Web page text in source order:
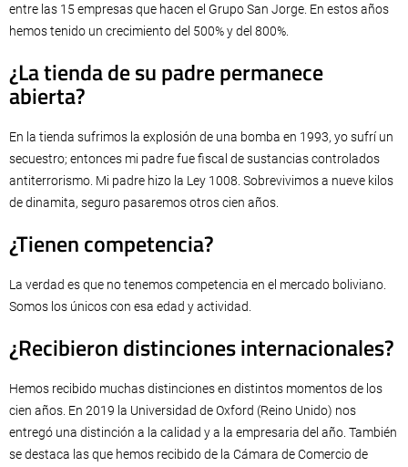
entre las 15 empresas que hacen el Grupo San Jorge. En estos años
hemos tenido un crecimiento del 500% y del 800%.
¿La tienda de su padre permanece
abierta?
En la tienda sufrimos la explosión de una bomba en 1993, yo sufrí un
secuestro; entonces mi padre fue fiscal de sustancias controlados
antiterrorismo. Mi padre hizo la Ley 1008. Sobrevivimos a nueve kilos
de dinamita, seguro pasaremos otros cien años.
¿Tienen competencia?
La verdad es que no tenemos competencia en el mercado boliviano.
Somos los únicos con esa edad y actividad.
¿Recibieron distinciones internacionales?
Hemos recibido muchas distinciones en distintos momentos de los
cien años. En 2019 la Universidad de Oxford (Reino Unido) nos
entregó una distinción a la calidad y a la empresaria del año. También
se destaca las que hemos recibido de la Cámara de Comercio de